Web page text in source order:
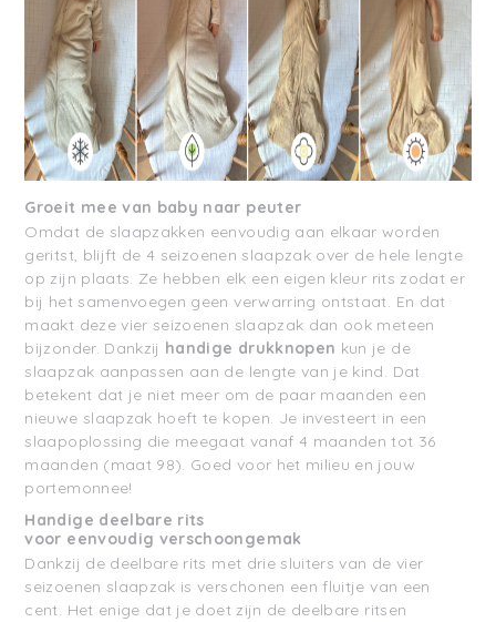
Groeit mee van baby naar peuter
Omdat de slaapzakken eenvoudig aan elkaar worden
geritst, blijft de 4 seizoenen slaapzak over de hele lengte
op zijn plaats. Ze hebben elk een eigen kleur rits zodat er
bij het samenvoegen geen verwarring ontstaat. En dat
maakt dezevier seizoenen slaapzak dan ook meteen
bijzonder. Dankzij handige drukknopen kun je de
slaapzak aanpassen aan de lengte van je kind. Dat
betekent dat je niet meer om de paar maanden een
nieuwe slaapzak hoeft te kopen. Je investeert in een
slaapoplossing die meegaat vanaf 4 maanden tot 36
maanden (maat 98). Goed voor het milieu en jouw
portemonnee!
Handige deelbare rits
voor eenvoudig verschoongemak
Dankzij de deelbare rits met drie sluiters van de vier
seizoenen slaapzak is verschonen een fluitje van een
cent. Het enige dat je doet zijn de deelbare ritsen